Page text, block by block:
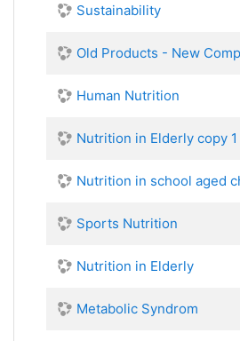
Sustainability
Old Products - New
Human Nutrition
Nutrition in Elderly copy 1
Nutrition in school aged
Sports Nutrition
Nutrition in Elderly
Metabolic Syndrom